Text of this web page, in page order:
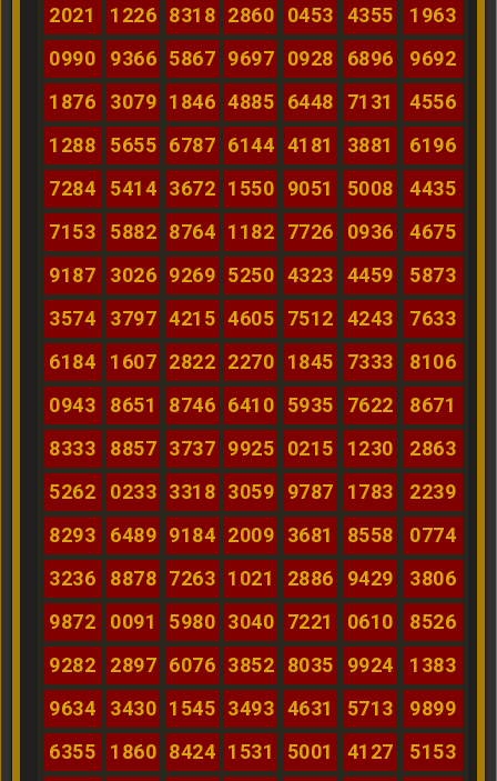
2021 1226 8318 2860 0453 4355
1963
0990
9366 5867 9697 0928 6896
9692
1876
3079 1846 4885 6448 7131
4556
1288
5655 6787 6144 4181 3881
6196
7284
5414 3672 1550 9051 5008
4435
7153
5882 8764 1182 7726 0936
4675
9187
3026 9269 5250 4323 4459
5873
3574
3797 4215 4605 7512 4243
7633
6184
1607 2822 2270 1845 7333
8106
0943
8651 8746 6410 5935 7622
8671
8333
8857 3737 9925 0215 1230
2863
5262
0233 3318 3059 9787 1783
2239
8293
6489 9184 2009 3681 8558
0774
3236
8878 7263 1021 2886 9429
3806
9872
0091 5980 3040 7221 0610
8526
9282
2897 6076 3852 8035 9924
1383
9634
3430 1545 3493 4631 5713
9899
6355
1860 8424 1531 5001 4127
5153